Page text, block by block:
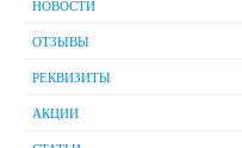
НОВОСТИ
ОТЗЫВЫ
РЕКВИЗИТЫ
АКЦИИ